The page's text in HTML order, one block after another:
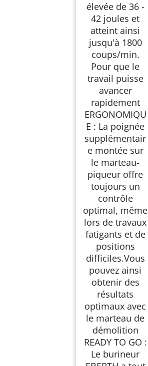
élevée de 36 -
42 joules et
atteint ainsi
jusqu'à 1800
coups/min.
Pour que le
travail puisse
avancer
rapidement
ERGONOMIQU
E : La poignée
supplémentair
e montée sur
le marteau-
piqueur offre
toujours un
contrôle
optimal, même
lors de travaux
fatigants et de
positions
difficiles.Vous
pouvez ainsi
obtenir des
résultats
optimaux avec
le marteau de
démolition
READY TO GO :
Le burineur